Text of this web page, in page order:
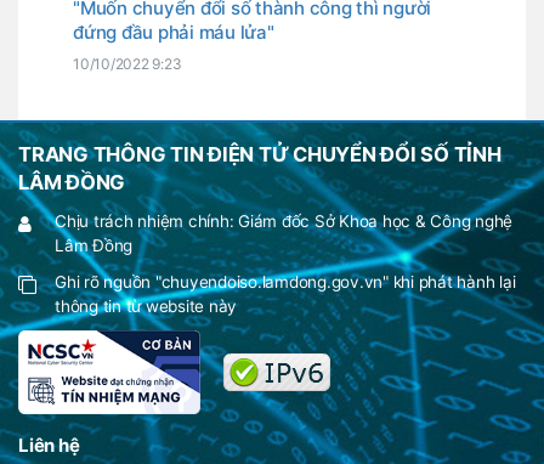
"Muốn chuyển đổi số thành công thì người
đứng đầu phải máu lửa"
10/10/2022 9:23
TRANG THÔNG TIN ĐIỆN TỬ CHUYỂN ĐỔI SỐ TỈNH
LÂM ĐỒNG
Chịu trách nhiệm chính: Giám đốc Sở Khoa học & Công nghệ
Lâm Đồng
Ghi rõ nguồn "chuyendoiso.lamdong.gov.vn" khi phát hành lại
thông tin từ website này
Liên hệ